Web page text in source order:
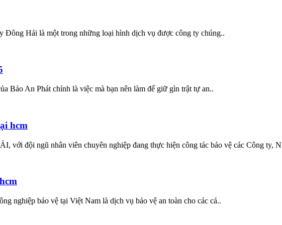
Đông Hải là một trong những loại hình dịch vụ được công ty chúng..
Bảo An Phát chính là việc mà bạn nên làm để giữ gìn trật tự an..
hcm
đội ngũ nhân viên chuyên nghiệp đang thực hiện công tác bảo vệ các Công ty,
nghiệp bảo vệ tại Việt Nam là dịch vụ bảo vệ an toàn cho các cá..